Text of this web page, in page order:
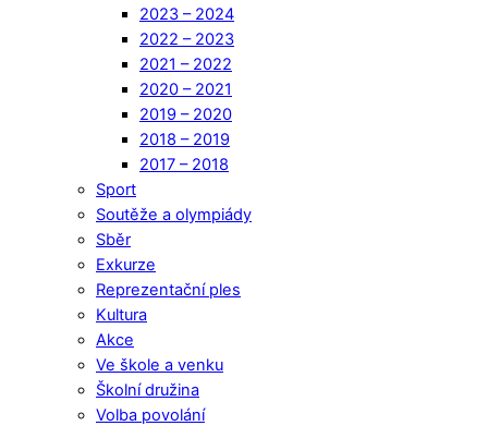
2023 – 2024
2022 – 2023
2021 – 2022
2020 – 2021
2019 – 2020
2018 – 2019
2017 – 2018
Sport
Soutěže a olympiády
Sběr
Exkurze
Reprezentační ples
Kultura
Akce
Ve škole a venku
Školní družina
Volba povolání